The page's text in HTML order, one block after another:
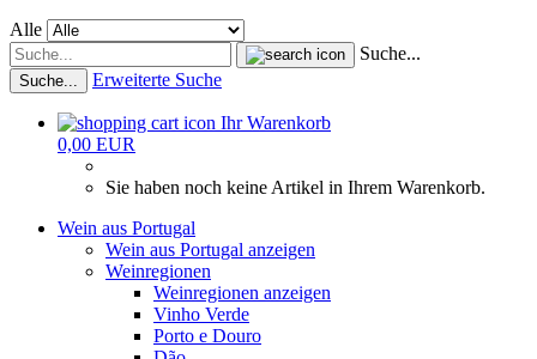
Alle
Suche...
Suche... Erweiterte Suche
Ihr Warenkorb
0,00 EUR
Sie haben noch keine Artikel in Ihrem Warenkorb.
Wein aus Portugal
Wein aus Portugal anzeigen
Weinregionen
Weinregionen anzeigen
Vinho Verde
Porto e Douro